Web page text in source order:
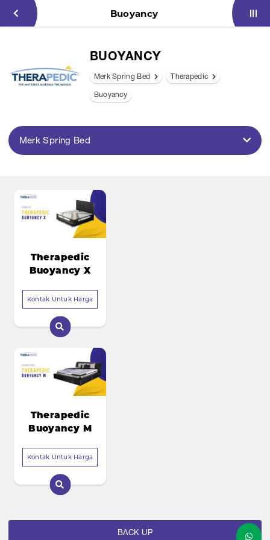
Buoyancy
BUOYANCY
Merk Spring Bed Therapedic
Buoyancy
Merk Spring Bed
Therapedic
Buoyancy X
Kontak Untuk Harga
Therapedic
Buoyancy M
Kontak Untuk Harga
BACK UP